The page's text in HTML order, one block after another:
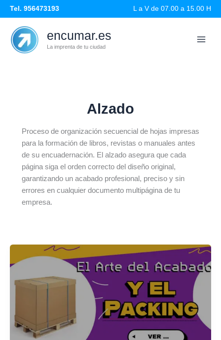
al
contenido
Tel. 956473193 L a V de 07.00 a 15.00 H
encumar.es
La imprenta de tu ciudad
Alzado
Proceso de organización secuencial de hojas impresas
para la formación de libros, revistas o manuales antes
de su encuadernación. El alzado asegura que cada
página siga el orden correcto del diseño original,
garantizando un acabado profesional, preciso y sin
errores en cualquier documento multipágina de tu
empresa.